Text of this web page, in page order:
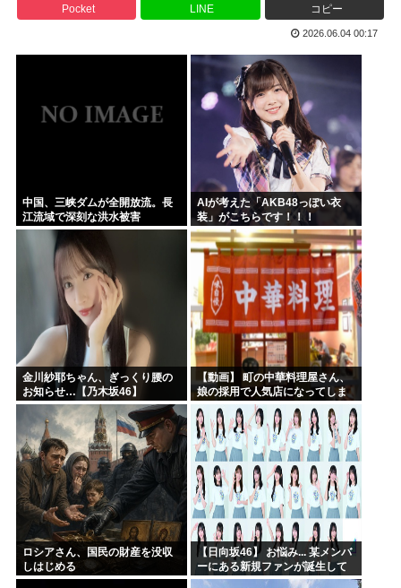
韓国人「日本の某全国チェーン店の商品写真が話題になってい...
バイデン前米大統領（83）死にそう 再選しなくてよかった...
「原爆はうそ」「放射線の被害はなかった」 信じる若者た...
プリキュア見てる奴らきもすぎんか？さすがに
韓国人「手術中に震度6強の地震、その時の日本の医療スタッ...
NARUTOを一巻から最後まで読んでみたけど、これ駄作じ...
ラジコンのキングタイガーでスズメバチの巣に突撃「ハチから...
Pocket LINE コピー
2026.06.04 00:17
中国、三峡ダムが全開放流。長
江流域で深刻な洪水被害
AIが考えた「AKB48っぽい衣
装」がこちらです！！！
金川紗耶ちゃん、ぎっくり腰の
お知らせ…【乃木坂46】
【動画】 町の中華料理屋さん、
娘の採用で人気店になってしま
う
ロシアさん、国民の財産を没収
しはじめる
【日向坂46】 お悩み... 某メンバ
ーにある新規ファンが誕生して
いた